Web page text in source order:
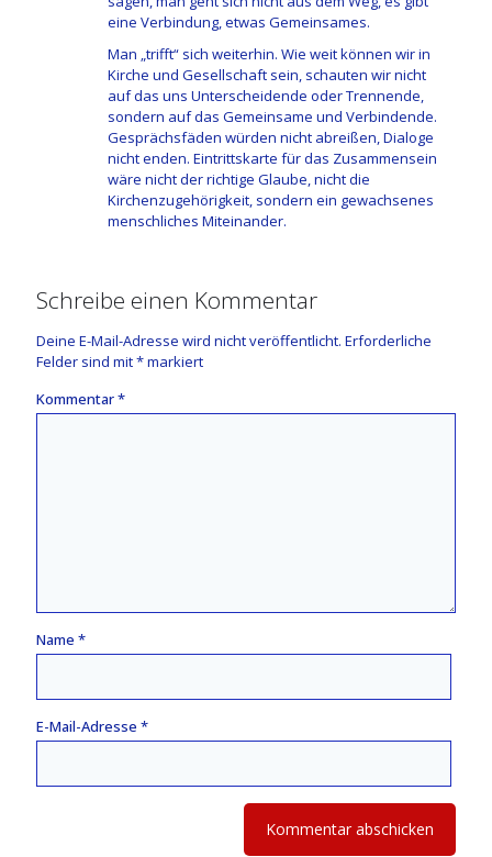
eine Verbindung, etwas Gemeinsames.
Man „trifft“ sich weiterhin. Wie weit können wir in
Kirche und Gesellschaft sein, schauten wir nicht
auf das uns Unterscheidende oder Trennende,
sondern auf das Gemeinsame und Verbindende.
Gesprächsfäden würden nicht abreißen, Dialoge
nicht enden. Eintrittskarte für das Zusammensein
wäre nicht der richtige Glaube, nicht die
Kirchenzugehörigkeit, sondern ein gewachsenes
menschliches Miteinander.
Schreibe einen Kommentar
Deine E-Mail-Adresse wird nicht veröffentlicht. Erforderliche
Felder sind mit*markiert
Kommentar*
Name *
E-Mail-Adresse *